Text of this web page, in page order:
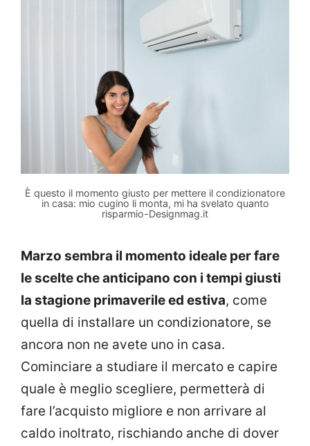
È questo il momento giusto per mettere il condizionatore
in casa: mio cugino li monta, mi ha svelato quanto
risparmio-Designmag.it
Marzo sembra il momento ideale per fare
le scelte che anticipano con i tempi giusti
la stagione primaverile ed estiva, come
quella di installare un condizionatore, se
ancora non ne avete uno in casa.
Cominciare a studiare il mercato e capire
quale è meglio scegliere, permetterà di
fare l’acquisto migliore e non arrivare al
caldo inoltrato, rischiando anche di dover